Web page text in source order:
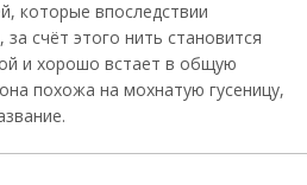
которые впоследствии
счёт этого нить становится
и хорошо встает в общую
похожа на мохнатую гусеницу,